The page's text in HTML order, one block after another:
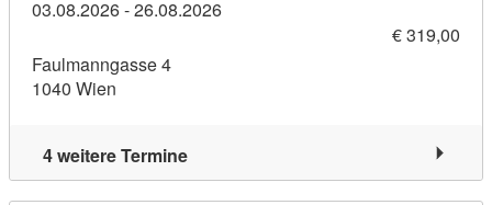
03.08.2026 - 26.08.2026
€ 319,00
Faulmanngasse 4
1040 Wien
4 weitere Termine